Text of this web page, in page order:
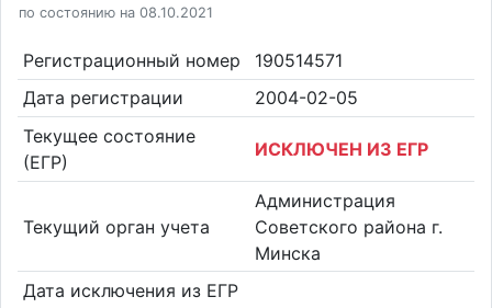
по состоянию на 08.10.2021
Регистрационный номер
190514571
Дата регистрации
2004-02-05
Текущее состояние
(ЕГР)
ИСКЛЮЧЕН ИЗ ЕГР
Текущий орган учета
Администрация
Советского района г.
Минска
Дата исключения из ЕГР